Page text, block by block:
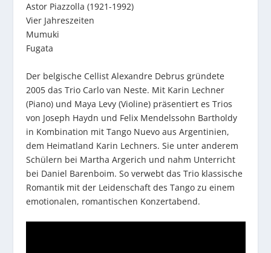
Astor Piazzolla (1921-1992)
Vier Jahreszeiten
Mumuki
Fugata
Der belgische Cellist Alexandre Debrus gründete
2005 das Trio Carlo van Neste. Mit Karin Lechner
(Piano) und Maya Levy (Violine) präsentiert es Trios
von Joseph Haydn und Felix Mendelssohn Bartholdy
in Kombination mit Tango Nuevo aus Argentinien,
dem Heimatland Karin Lechners. Sie unter anderem
Schülern bei Martha Argerich und nahm Unterricht
bei Daniel Barenboim. So verwebt das Trio klassische
Romantik mit der Leidenschaft des Tango zu einem
emotionalen, romantischen Konzertabend.